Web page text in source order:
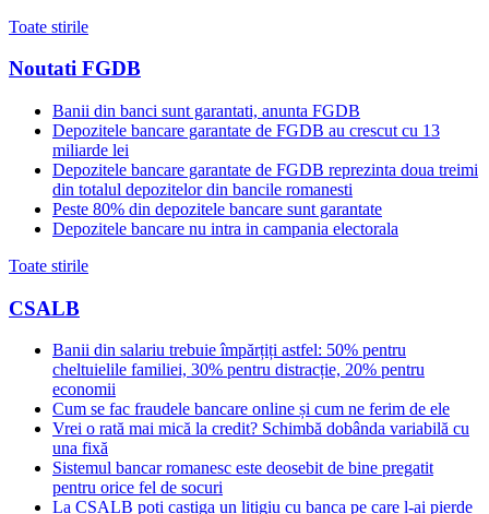
Toate stirile
Noutati FGDB
Banii din banci sunt garantati, anunta FGDB
Depozitele bancare garantate de FGDB au crescut cu 13
miliarde lei
Depozitele bancare garantate de FGDB reprezinta doua treimi
din totalul depozitelor din bancile romanesti
Peste 80% din depozitele bancare sunt garantate
Depozitele bancare nu intra in campania electorala
Toate stirile
CSALB
Banii din salariu trebuie împărțiți astfel: 50% pentru
cheltuielile familiei, 30% pentru distracție, 20% pentru
economii
Cum se fac fraudele bancare online și cum ne ferim de ele
Vrei o rată mai mică la credit? Schimbă dobânda variabilă cu
una fixă
Sistemul bancar romanesc este deosebit de bine pregatit
pentru orice fel de socuri
La CSALB poti castiga un litigiu cu banca pe care l-ai pierde